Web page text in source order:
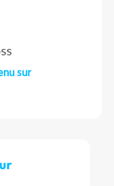
sur